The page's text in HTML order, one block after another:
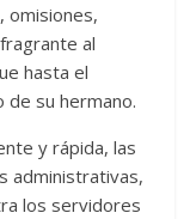
omisiones,
al
hasta el
de su hermano.
y rápida, las
administrativas,
los servidores